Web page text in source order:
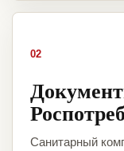
02
Санитарный